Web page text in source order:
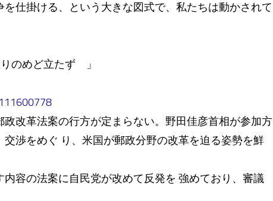
仕掛ける、という大きな図式で、私たちは動かされて
のめど立たず 」
改革法案の行方が定まらない。野田佳彦首相が参加方
渉をめぐ り、米国が郵政分野の改革を迫る姿勢を鮮
容の法案に自民党が改めて反発を 強めており、審議